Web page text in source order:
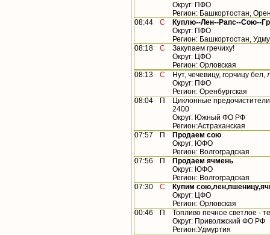
Округ: ПФО
Регион: Башкортостан,
08:44
С
Куплю--Лен--Рапс--Сою--
Округ: ПФО
Регион: Башкортостан,
08:18
С
Закупаем гречиху!
Округ: ЦФО
Регион: Орловская
08:13
С
Нут, чечевицу, горчицу бел,
Округ: ПФО
Регион: Оренбургская
08:04
П
Циклонные
2400
Округ: Южный ФО РФ
Регион:Астраханская
07:57
П
Продаем сою
Округ: ЮФО
Регион: Волгоградская
07:56
П
Продаем ячмень
Округ: ЮФО
Регион: Волгоградская
07:30
С
Купим
Округ: ЦФО
Регион: Орловская
00:46
П Топливо печное светлое -
Округ: Приволжский ФО РФ
Регион:Удмуртия